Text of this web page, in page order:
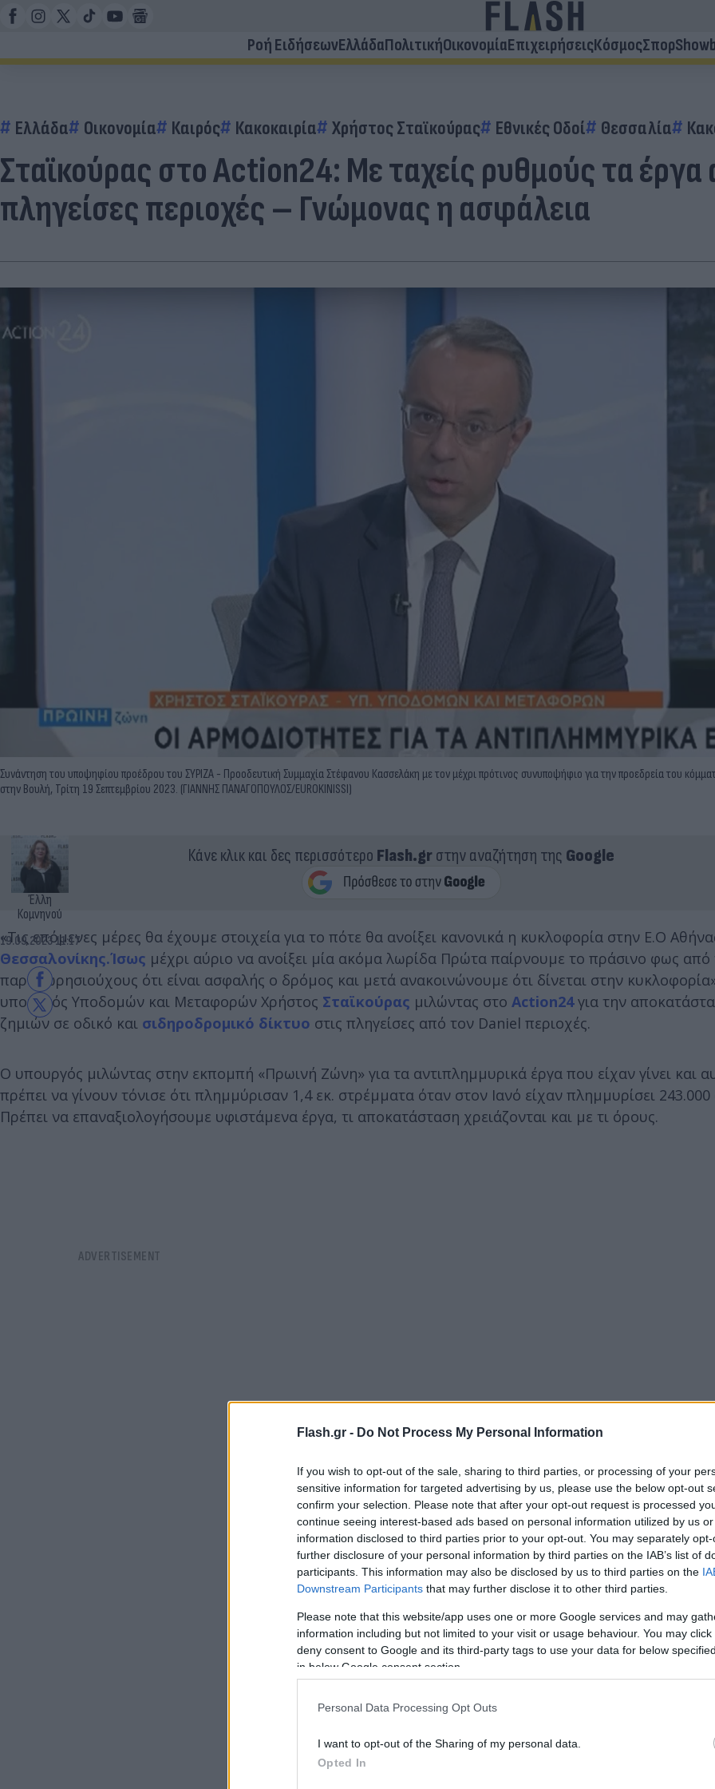
Flash.gr - Do Not Process My Personal Information
If you wish to opt-out of the sale, sharing to third parties, or processing of your
sensitive information for targeted advertising by us, please use the below opt-out
confirm your selection. Please note that after your opt-out request is processed
continue seeing interest-based ads based on personal information utilized by us
information disclosed to third parties prior to your opt-out. You may separately
further disclosure of your personal information by third parties on the IAB’s list of
participants. This information may also be disclosed by us to third parties on the
Downstream Participants that may further disclose it to other third parties.
Please note that this website/app uses one or more Google services and may
information including but not limited to your visit or usage behaviour. You may
deny consent to Google and its third-party tags to use your data for below
in below Google consent section.
Personal Data Processing Opt Outs
I want to opt-out of the Sharing of my personal data.
Opted In
Ροή ΕιδήσεωνΕλλάδαΠολιτικήΟικονομίαΕπιχειρήσειςΚόσμοςΣπορ
Ελλάδα Οικονομία Καιρός Κακοκαιρία Χρήστος Σταϊκούρας Εθνικές Οδοί Θεσσαλία
Σταϊκούρας στο Action24: Με ταχείς ρυθμούς τα
πληγείσες περιοχές – Γνώμονας η ασφάλεια
Συνάντηση του υποψηφίου προέδρου του ΣΥΡΙΖΑ - Προοδευτική Συμμαχία Στέφανου Κασσελάκη με τον μέχρι πρότινος συνυποψήφιο για την προεδρεία του
στην Βουλή, Τρίτη 19 Σεπτεμβρίου 2023. (ΓΙΑΝΝΗΣ ΠΑΝΑΓΟΠΟΥΛΟΣ/EUROKINISSI)
Έλλη
Κομνηνού
19.09.2023 11:17
Κάνε κλικ και δες περισσότερο Flash.grστην αναζήτηση της Google
«Τις επόμενες μέρες θα έχουμε στοιχεία για το πότε θα ανοίξει κανονικά η κυκλοφορία στην Ε.Ο
Θεσσαλονίκης.Ίσως μέχρι αύριο να ανοίξει μία ακόμα λωρίδα Πρώτα παίρνουμε το πράσινο φως από
παραχωρησιούχους ότι είναι ασφαλής ο δρόμος και μετά ανακοινώνουμε ότι δίνεται στην
υπουργός Υποδομών και Μεταφορών Χρήστος Σταϊκούρας μιλώντας στο Action24για την
ζημιών σε οδικό και σιδηροδρομικό δίκτυο στις πληγείσες από τον Daniel περιοχές.
Ο υπουργός μιλώντας στην εκπομπή «Πρωινή Ζώνη» για τα αντιπλημμυρικά έργα που είχαν γίνει και
πρέπει να γίνουν τόνισε ότι πλημμύρισαν 1,4 εκ. στρέμματα όταν στον Ιανό είχαν πλημμυρίσει
Πρέπει να επαναξιολογήσουμε υφιστάμενα έργα, τι αποκατάσταση χρειάζονται και με τι όρους.